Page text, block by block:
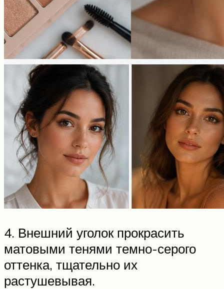
4. Внешний уголок прокрасить
матовыми тенями темно-серого
оттенка, тщательно их
растушевывая.